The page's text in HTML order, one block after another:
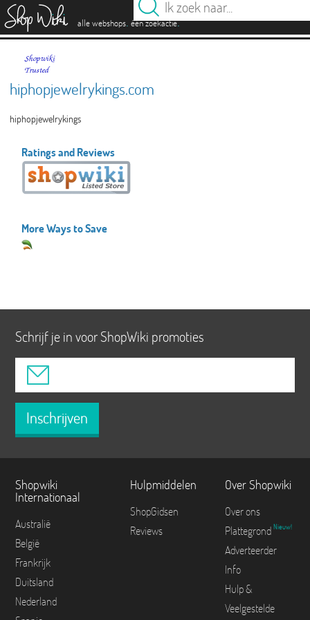
alle webshops. één zoekactie.
hiphopjewelrykings.com
hiphopjewelrykings
Ratings and Reviews
More Ways to Save
Schrijf je in voor ShopWiki promoties
Inschrijven
Shopwiki
Internationaal
Australië
België
Frankrijk
Duitsland
Nederland
Hulpmiddelen
ShopGidsen
Reviews
Over Shopwiki
Over ons
Plattegrond Nieuw!
Adverteerder
Info
Hulp &
Veelgestelde